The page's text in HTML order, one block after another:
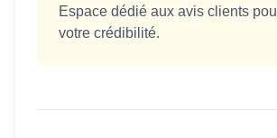
Espace dédié aux avis clients
votre crédibilité.